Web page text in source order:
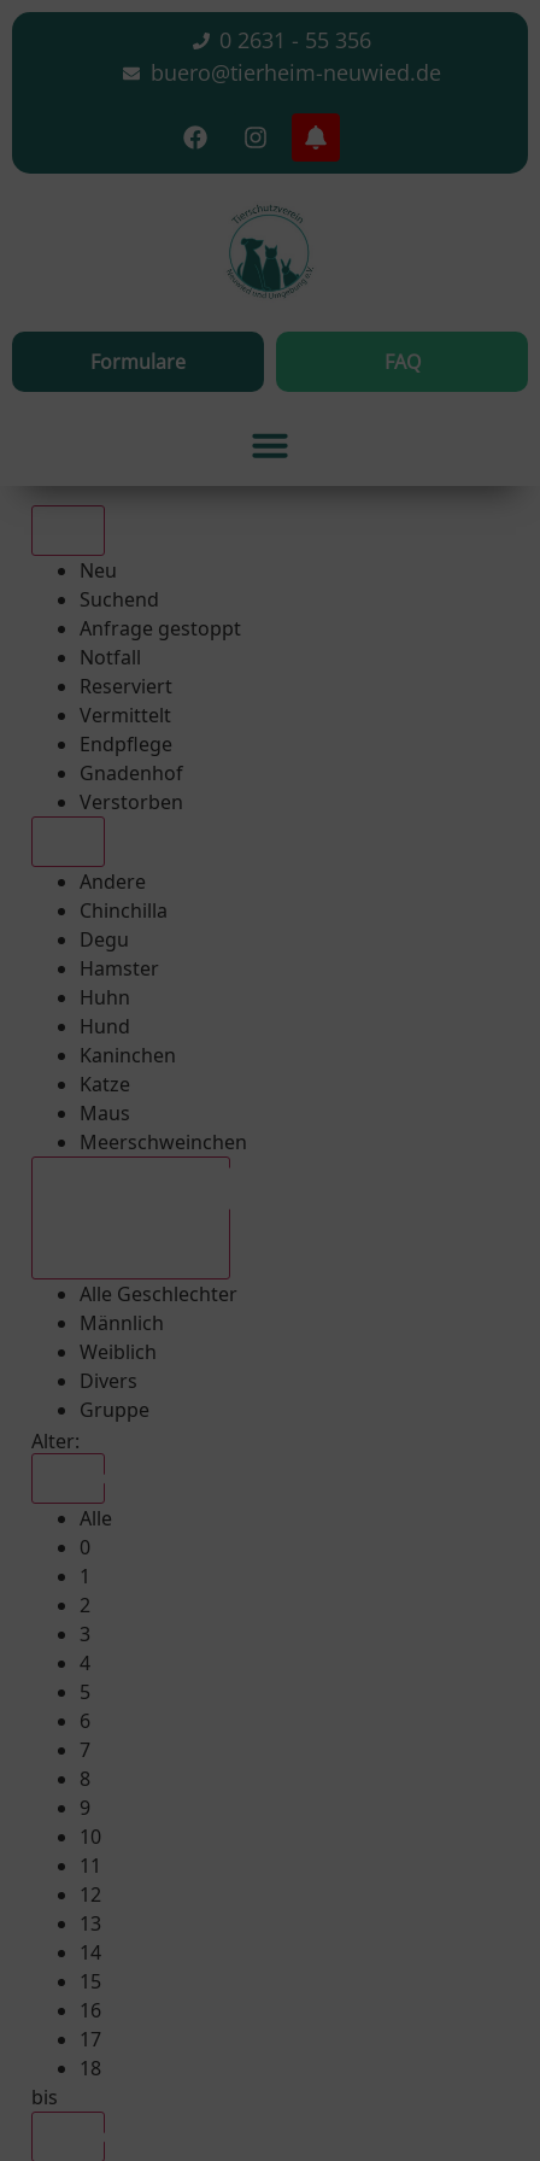
0 2631 - 55 356
buero@tierheim-neuwied.de
Formulare FAQ
Neu
Suchend
Anfrage gestoppt
Notfall
Reserviert
Vermittelt
Endpflege
Gnadenhof
Verstorben
Andere
Chinchilla
Degu
Hamster
Huhn
Hund
Kaninchen
Katze
Maus
Meerschweinchen
Alle Geschlechter
Männlich
Weiblich
Divers
Gruppe
Alter:
Alle
0
1
2
3
4
5
6
7
8
9
10
11
12
13
14
15
16
17
18
bis